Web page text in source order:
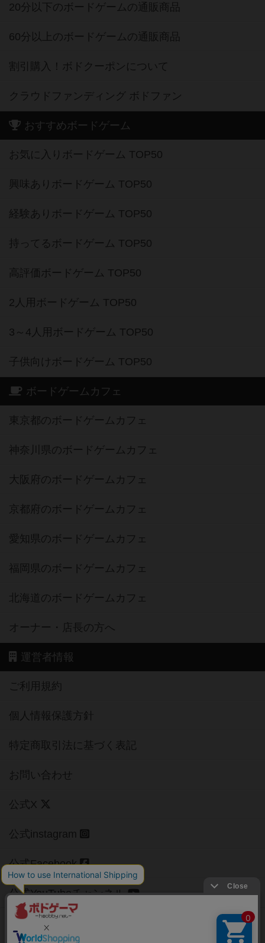
20分以下のボードゲームの通販商品
60分以上のボードゲームの通販商品
割引購入！ボドクーポンについて
クラウドファンディング ボドファン
おすすめボードゲーム
お気に入りボードゲーム TOP50
興味ありボードゲーム TOP50
経験ありボードゲーム TOP50
持ってるボードゲーム TOP50
高評価ボードゲーム TOP50
2人用ボードゲーム TOP50
3～4人用ボードゲーム TOP50
子供向けボードゲーム TOP50
ボードゲームカフェ
東京都のボードゲームカフェ
神奈川県のボードゲームカフェ
大阪府のボードゲームカフェ
京都府のボードゲームカフェ
愛知県のボードゲームカフェ
福岡県のボードゲームカフェ
北海道のボードゲームカフェ
オーナー・店長の方へ
運営者情報
ご利用規約
個人情報保護方針
特定商取引法に基づく表記
お問い合わせ
公式X
公式instagram
公式Facebook
公式YouTubeチャンネル